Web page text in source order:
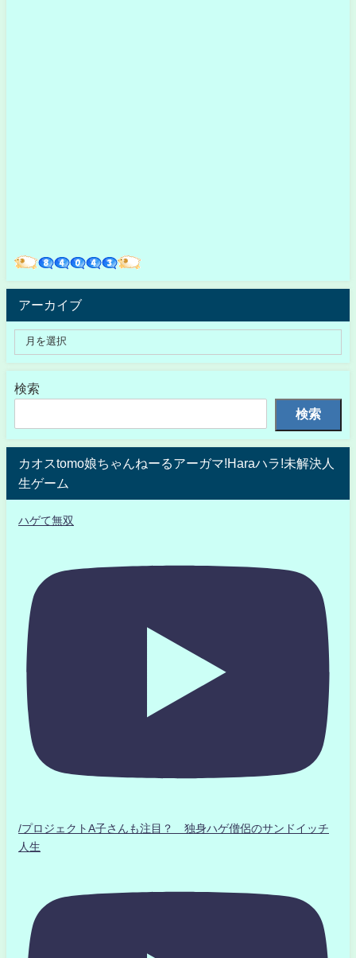
アーカイブ
検索
検索
カオスtomo娘ちゃんねーるアーガマ!Haraハラ!未解決人
生ゲーム
ハゲて無双
/プロジェクトA子さんも注目？ 独身ハゲ僧侶のサンドイッチ
人生